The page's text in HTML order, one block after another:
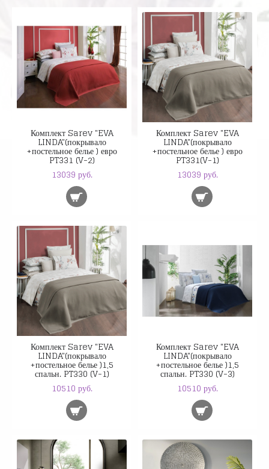
Комплект Sarev "EVA
LINDA"(покрывало
+постельное белье ) евро
PT331 (V-2)
13039 руб.
Комплект Sarev "EVA
LINDA"(покрывало
+постельное белье ) евро
PT331(V-1)
13039 руб.
Комплект Sarev "EVA
LINDA"(покрывало
+постельное белье )1,5
спальн. PT330 (V-1)
10510 руб.
Комплект Sarev "EVA
LINDA"(покрывало
+постельное белье )1,5
спальн. PT330 (V-3)
10510 руб.